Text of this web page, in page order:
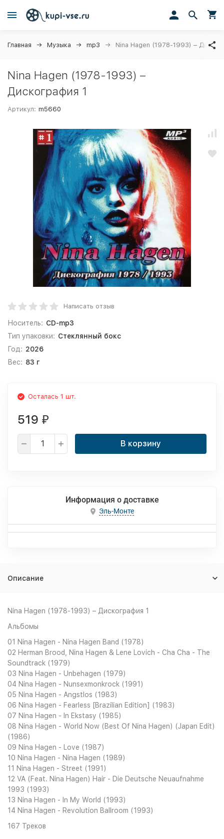
Главная Музыка mp3 Nina Hagen (1978-1993) –
Nina Hagen (1978-1993) –
Дискография 1
Артикул: m5660
Написать отзыв
Носитель: CD-mp3
Тип упаковки: Стеклянный бокс
Год: 2026
Вес: 83 г
Осталась 1 шт.
519 ₽
В корзину
Информация о доставке
Эль-Монте
Описание
Nina Hagen (1978-1993) – Дискография 1
Альбомы
01 Nina Hagen - Nina Hagen Band (1978)
02 Herman Brood, Nina Hagen & Lene Lovich - Cha Cha - The
Soundtrack (1979)
03 Nina Hagen - Unbehagen (1979)
04 Nina Hagen - Nunsexmonkrock (1991)
05 Nina Hagen - Angstlos (1983)
06 Nina Hagen - Fearless [Brazilian Edition] (1983)
07 Nina Hagen - In Ekstasy (1985)
08 Nina Hagen - World Now (Best Of Nina Hagen) (Japan Edit)
(1986)
09 Nina Hagen - Love (1987)
10 Nina Hagen - Nina Hagen (1989)
11 Nina Hagen - Street (1991)
12 VA (Feat. Nina Hagen) Hair - Die Deutsche Neuaufnahme
1993 (1993)
13 Nina Hagen - In My World (1993)
14 Nina Hagen - Revolution Ballroom (1993)
167 Треков